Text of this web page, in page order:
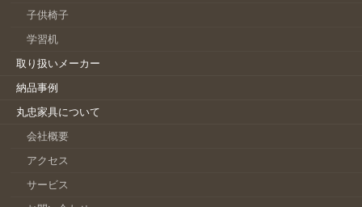
子供椅子
学習机
取り扱いメーカー
納品事例
丸忠家具について
会社概要
アクセス
サービス